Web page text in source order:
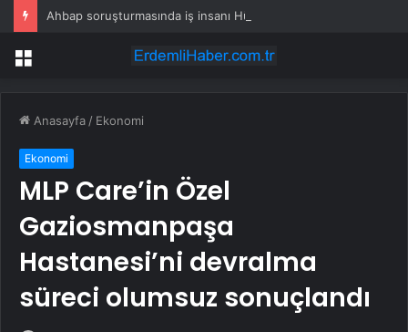
Menü
Anasayfa / Ekonomi
Ekonomi
MLP Care’in Özel
Gaziosmanpaşa
Hastanesi’ni devralma
süreci olumsuz sonuçlandı